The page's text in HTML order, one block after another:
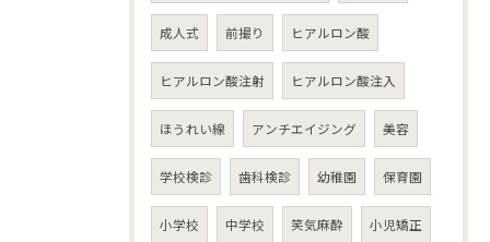
成人式 前撮り ヒアルロン酸
ヒアルロン酸注射 ヒアルロン酸注入
ほうれい線 アンチエイジング 美容
学校検診 歯科検診 幼稚園 保育園
小学校 中学校 笑気麻酔 小児矯正